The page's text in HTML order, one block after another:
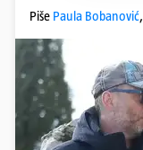
Piše Paula Bobanović,